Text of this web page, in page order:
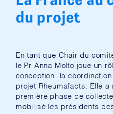
du projet
En tant que Chair du
le Pr Anna Molto joue un
conception, la
projet Rheumafacts. Elle
première phase de
mobilisé les présidents